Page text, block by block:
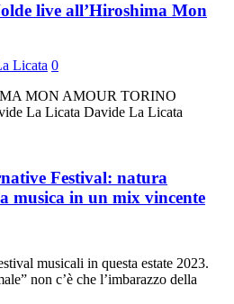
live all’Hiroshima Mon
Licata 0
MON AMOUR TORINO
La Licata Davide La Licata
Festival: natura
musica in un mix vincente
musicali in questa estate 2023.
non c’è che l’imbarazzo della